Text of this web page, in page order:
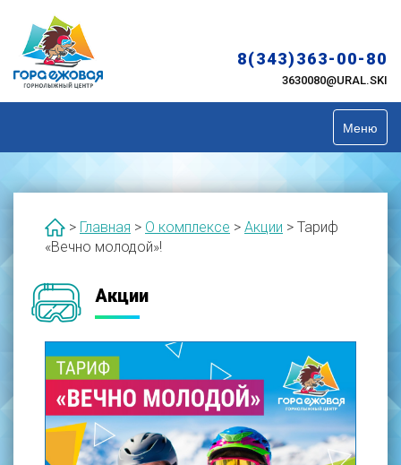
content
8(343)363-00-80
3630080@URAL.SKI
Меню
> Главная > О комплексе > Акции > Тариф
«Вечно молодой»!
Акции